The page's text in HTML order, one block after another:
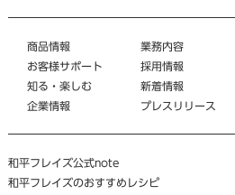
商品情報
お客様サポート
知る・楽しむ
企業情報
業務内容
採用情報
新着情報
プレスリリース
和平フレイズ公式note
和平フレイズのおすすめレシピ